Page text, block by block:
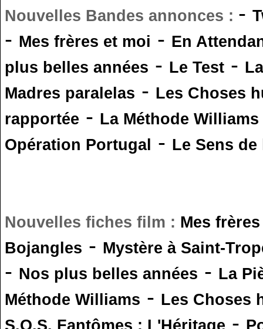
Nouvelles Bandes annonces : -
- Mes frères et moi - En
plus belles années - Le Test -
Madres paralelas - Les Choses
rapportée - La Méthode Williams
Opération Portugal - Le Sens
Nouvelles fiches film : Mes
Bojangles - Mystère à Saint-
- Nos plus belles années - La
Méthode Williams - Les Choses
S.O.S. Fantômes : L'Héritage -